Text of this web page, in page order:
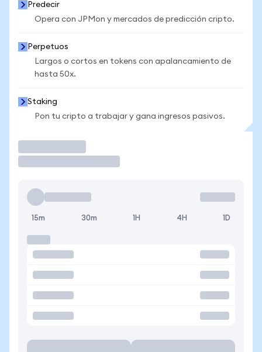
Predecir
Opera con JPMon y mercados de predicción cripto.
Perpetuos
Largos o cortos en tokens con apalancamiento de
hasta 50x.
Staking
Pon tu cripto a trabajar y gana ingresos pasivos.
15m 30m 1H 4H 1D